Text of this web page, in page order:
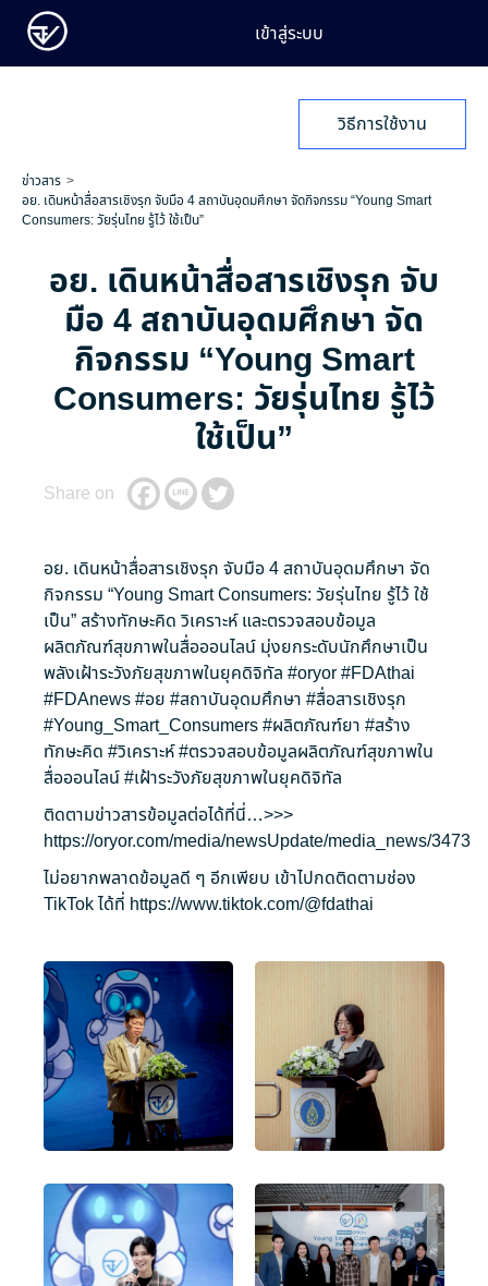
เข้าสู่ระบบ
วิธีการใช้งาน
ข่าวสาร
อย. เดินหน้าสื่อสารเชิงรุก จับมือ 4 สถาบันอุดมศึกษา จัดกิจกรรม “Young Smart
Consumers: วัยรุ่นไทย รู้ไว้ ใช้เป็น”
อย. เดินหน้าสื่อสารเชิงรุก จับ
มือ 4 สถาบันอุดมศึกษา จัด
กิจกรรม “Young Smart
Consumers: วัยรุ่นไทย รู้ไว้
ใช้เป็น”
Share on
อย. เดินหน้าสื่อสารเชิงรุก จับมือ 4 สถาบันอุดมศึกษา จัด
กิจกรรม “Young Smart Consumers: วัยรุ่นไทย รู้ไว้ ใช้
เป็น” สร้างทักษะคิด วิเคราะห์ และตรวจสอบข้อมูล
ผลิตภัณฑ์สุขภาพในสื่อออนไลน์ มุ่งยกระดับนักศึกษาเป็น
พลังเฝ้าระวังภัยสุขภาพในยุคดิจิทัล #oryor#FDAthai
#FDAnews#อย #สถาบันอุดมศึกษา #สื่อสารเชิงรุก
#Young_Smart_Consumers#ผลิตภัณฑ์ยา #สร้าง
ทักษะคิด #วิเคราะห์#ตรวจสอบข้อมูลผลิตภัณฑ์สุขภาพใน
สื่อออนไลน์#เฝ้าระวังภัยสุขภาพในยุคดิจิทัล
ติดตามข่าวสารข้อมูลต่อได้ที่นี่…>>>
https://oryor.com/media/newsUpdate/media_news/3473
ไม่อยากพลาดข้อมูลดี ๆ อีกเพียบ เข้าไปกดติดตามช่อง
TikTok ได้ที่ https://www.tiktok.com/@fdathai